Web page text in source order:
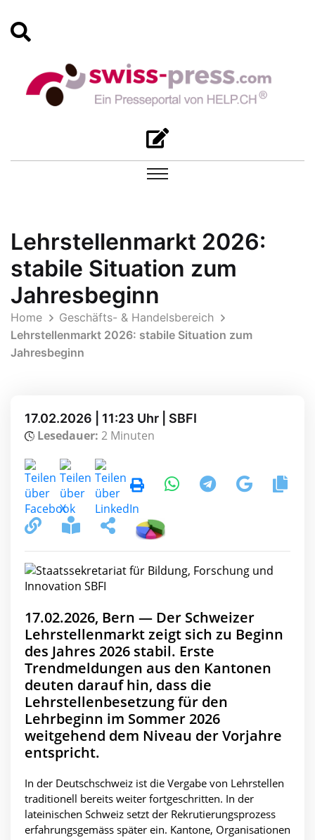
Lehrstellenmarkt 2026:
stabile Situation zum
Jahresbeginn
Home
Geschäfts- & Handelsbereich
Lehrstellenmarkt 2026: stabile Situation zum
Jahresbeginn
17.02.2026 | 11:23 Uhr | SBFI
Lesedauer: 2 Minuten
17.02.2026, Bern — Der Schweizer
Lehrstellenmarkt zeigt sich zu Beginn
des Jahres 2026 stabil. Erste
Trendmeldungen aus den Kantonen
deuten darauf hin, dass die
Lehrstellenbesetzung für den
Lehrbeginn im Sommer 2026
weitgehend dem Niveau der Vorjahre
entspricht.
In der Deutschschweiz ist die Vergabe von Lehrstellen
traditionell bereits weiter fortgeschritten. In der
lateinischen Schweiz setzt der Rekrutierungsprozess
erfahrungsgemäss später ein. Kantone, Organisationen